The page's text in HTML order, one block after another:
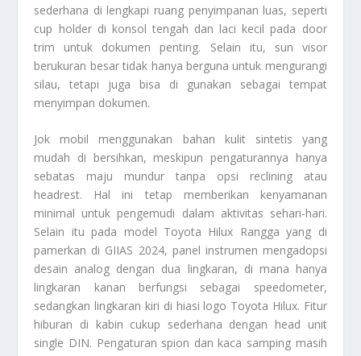
sederhana di lengkapi ruang penyimpanan luas, seperti
cup holder di konsol tengah dan laci kecil pada door
trim untuk dokumen penting. Selain itu, sun visor
berukuran besar tidak hanya berguna untuk mengurangi
silau, tetapi juga bisa di gunakan sebagai tempat
menyimpan dokumen.
Jok mobil menggunakan bahan kulit sintetis yang
mudah di bersihkan, meskipun pengaturannya hanya
sebatas maju mundur tanpa opsi reclining atau
headrest. Hal ini tetap memberikan kenyamanan
minimal untuk pengemudi dalam aktivitas sehari-hari.
Selain itu pada model Toyota Hilux Rangga yang di
pamerkan di GIIAS 2024, panel instrumen mengadopsi
desain analog dengan dua lingkaran, di mana hanya
lingkaran kanan berfungsi sebagai speedometer,
sedangkan lingkaran kiri di hiasi logo Toyota Hilux. Fitur
hiburan di kabin cukup sederhana dengan head unit
single DIN. Pengaturan spion dan kaca samping masih